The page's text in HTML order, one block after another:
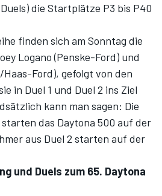
die Startplätze P3 bis P40
finden sich am Sonntag die
Logano (Penske-Ford) und
Ford), gefolgt von den
in Duel 1 und Duel 2 ins Ziel
kann man sagen: Die
starten das Daytona 500 auf der
aus Duel 2 starten auf der
und Duels zum 65. Daytona